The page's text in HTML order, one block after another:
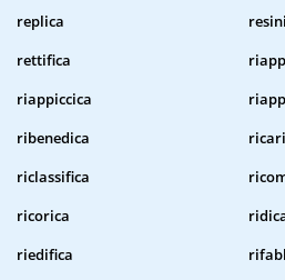
replica
rettifica
riappiccica
ribenedica
riclassifica
ricorica
riedifica